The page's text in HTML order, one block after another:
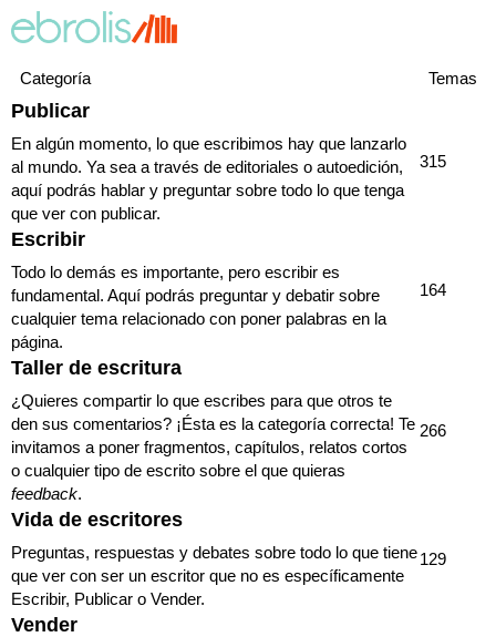
Categoría Temas
Publicar
En algún momento, lo que escribimos hay que lanzarlo
al mundo. Ya sea a través de editoriales o autoedición,
aquí podrás hablar y preguntar sobre todo lo que tenga
que ver con publicar.
315
Escribir
Todo lo demás es importante, pero escribir es
fundamental. Aquí podrás preguntar y debatir sobre
cualquier tema relacionado con poner palabras en la
página.
164
Taller de escritura
¿Quieres compartir lo que escribes para que otros te
den sus comentarios? ¡Ésta es la categoría correcta! Te
invitamos a poner fragmentos, capítulos, relatos cortos
o cualquier tipo de escrito sobre el que quieras
feedback.
266
Vida de escritores
Preguntas, respuestas y debates sobre todo lo que tiene
que ver con ser un escritor que no es específicamente
Escribir, Publicar o Vender.
129
Vender